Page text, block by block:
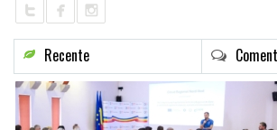
Recente